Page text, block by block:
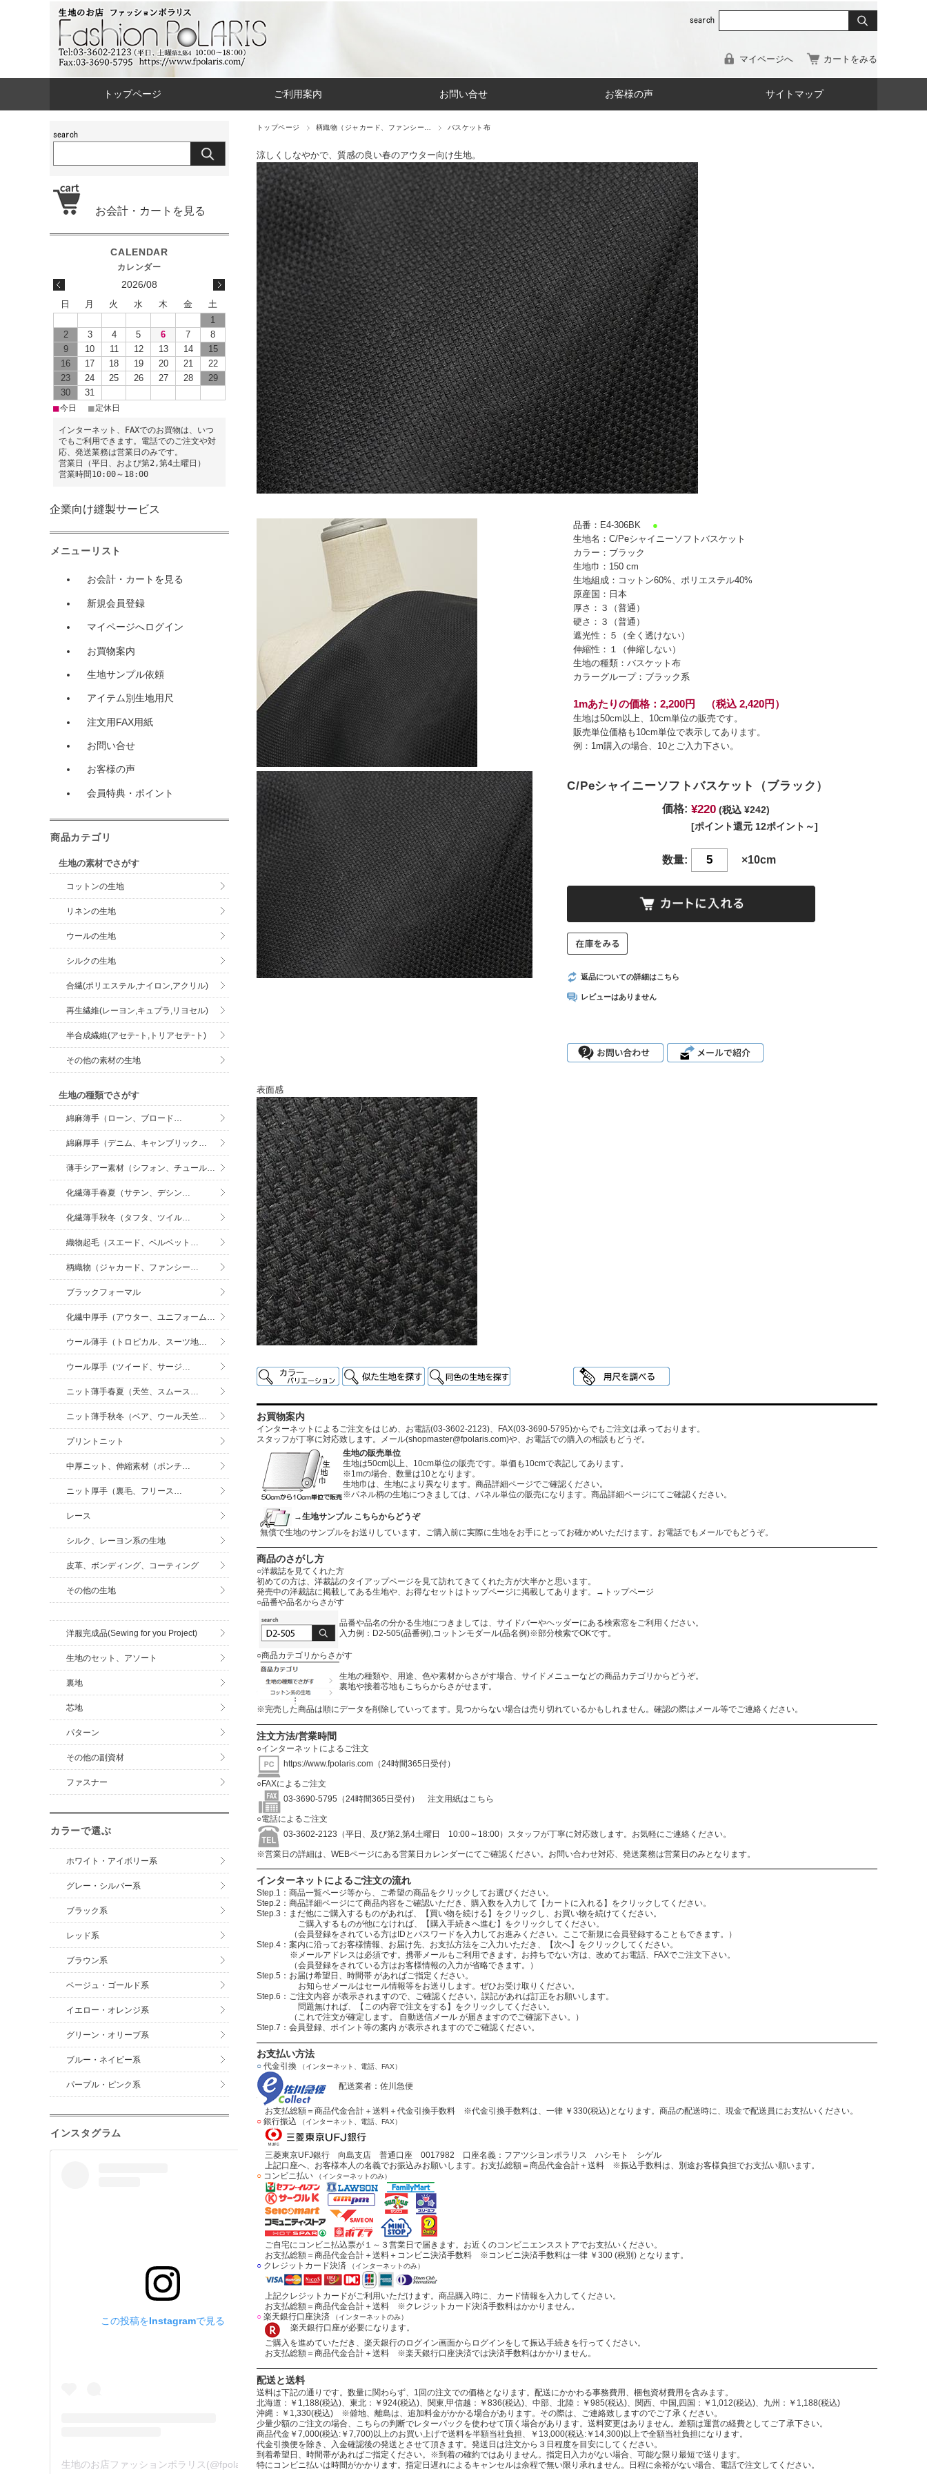
マイページへ カートをみる
トップページ ご利用案内 お問い合せ お客様の声 サイトマップ
トップページ 柄織物（ジャカード、ファンシー… バスケット布
涼しくしなやかで、質感の良い春のアウター向け生地。
品番：E4-306BK ●
生地名：C/Peシャイニーソフトバスケット
カラー：ブラック
生地巾：150 cm
生地組成：コットン60%、ポリエステル40%
原産国：日本
厚さ：３（普通）
硬さ：３（普通）
遮光性：５（全く透けない）
伸縮性：１（伸縮しない）
生地の種類：バスケット布
カラーグループ：ブラック系
1mあたりの価格：2,200円 （税込 2,420円）
生地は50cm以上、10cm単位の販売です。
販売単位価格も10cm単位で表示してあります。
例：1m購入の場合、10とご入力下さい。
C/Peシャイニーソフトバスケット（ブラック）
価格: ¥220 (税込 ¥242)
[ポイント還元 12ポイント～]
数量: ×10cm
返品についての詳細はこちら
レビューはありません
表面感
お買物案内
インターネットによるご注文をはじめ、お電話(03-3602-2123)、FAX(03-3690-5795)からでもご注文は承っております。
スタッフが丁寧に対応致します。メール(shopmaster@fpolaris.com)や、お電話での購入の相談もどうぞ。
生地の販売単位
生地は50cm以上、10cm単位の販売です。単価も10cmで表記してあります。
※1mの場合、数量は10となります。
生地巾は、生地により異なります。商品詳細ページでご確認ください。
※パネル柄の生地につきましては、パネル単位の販売になります。商品詳細ページにてご確認ください。
→生地サンプル こちらからどうぞ
無償で生地のサンプルをお送りしています。ご購入前に実際に生地をお手にとってお確かめいただけます。お電話でもメールでもどうぞ。
商品のさがし方
○洋裁誌を見てくれた方
初めての方は、洋裁誌のタイアップページを見て訪れてきてくれた方が大半かと思います。
発売中の洋裁誌に掲載してある生地や、お得なセットはトップページに掲載してあります。
→トップページ
○品番や品名からさがす
品番や品名の分かる生地につきましては、サイドバーやヘッダーにある検索窓をご利用ください。
入力例：D2-505(品番例),コットンモダール(品名例)※部分検索でOKです。
○商品カテゴリからさがす
生地の種類や、用途、色や素材からさがす場合、サイドメニューなどの商品カテゴリからどうぞ。
裏地や接着芯地もこちらからさがせます。
※完売した商品は順にデータを削除していってます。見つからない場合は売り切れているかもしれません。確認の際はメール等でご連絡ください。
注文方法/営業時間
○インターネットによるご注文
https://www.fpolaris.com （24時間365日受付）
○FAXによるご注文
03-3690-5795（24時間365日受付）
注文用紙はこちら
○電話によるご注文
03-3602-2123（平日、及び第2,第4土曜日 10:00～18:00）スタッフが丁寧に対応致します。お気軽にご連絡ください。
※営業日の詳細は、WEBページにある営業日カレンダーにてご確認ください。お問い合わせ対応、発送業務は営業日のみとなります。
インターネットによるご注文の流れ
Step.1：商品一覧ページ等から、ご希望の商品をクリックしてお選びください。
Step.2：商品詳細ページにて商品内容をご確認いただき、購入数を入力して【カートに入れる】をクリックしてください。
Step.3：まだ他にご購入するものがあれば、【買い物を続ける】をクリックし、お買い物を続けてください。
ご購入するものが他になければ、【購入手続きへ進む】をクリックしてください。
（会員登録をされている方はIDとパスワードを入力してお進みください。ここで新規に会員登録することもできます。）
Step.4：案内に沿ってお客様情報、お届け先、お支払方法をご入力いただき、【次へ】をクリックしてください。
※メールアドレスは必須です。携帯メールもご利用できます。お持ちでない方は、改めてお電話、FAXでご注文下さい。
（会員登録をされている方はお客様情報の入力が省略できます。）
Step.5：お届け希望日、時間帯 があればご指定ください。
お知らせメールはセール情報等をお送りします。ぜひお受け取りください。
Step.6：ご注文内容 が表示されますので、ご確認ください。誤記があれば訂正をお願いします。
問題無ければ、【この内容で注文をする】をクリックしてください。
（これで注文が確定します。 自動送信メール が届きますのでご確認下さい。）
Step.7：会員登録、ポイント等の案内 が表示されますのでご確認ください。
お支払い方法
○ 代金引換 （インターネット、電話、FAX）
配送業者：佐川急便
お支払総額＝商品代金合計＋送料＋代金引換手数料 ※代金引換手数料は、一律 ￥330(税込)となります。商品の配送時に、現金で配送員にお支払いください。
○ 銀行振込 （インターネット、電話、FAX）
三菱東京UFJ銀行 向島支店 普通口座 0017982 口座名義：フアツシヨンポラリス ハシモト シゲル
上記口座へ、お客様本人の名義でお振込みお願いします。お支払総額＝商品代金合計＋送料 ※振込手数料は、別途お客様負担でお支払い願います。
○ コンビニ払い （インターネットのみ）
ご自宅にコンビニ払込票が１～３営業日で届きます。お近くのコンビニエンスストアでお支払いください。
お支払総額＝商品代金合計＋送料＋コンビニ決済手数料 ※コンビニ決済手数料は一律 ￥300 (税別) となります。
○ クレジットカード決済 （インターネットのみ）
上記クレジットカードがご利用いただけます。商品購入時に、カード情報を入力してください。
お支払総額＝商品代金合計＋送料 ※クレジットカード決済手数料はかかりません。
○ 楽天銀行口座決済 （インターネットのみ）
楽天銀行口座が必要になります。
ご購入を進めていただき、楽天銀行のログイン画面からログインをして振込手続きを行ってください。
お支払総額＝商品代金合計＋送料 ※楽天銀行口座決済では決済手数料はかかりません。
配送と送料
送料は下記の通りです。数量に関わらず、1回の注文での価格となります。配送にかかわる事務費用、梱包資材費用を含みます。
北海道：￥1,188(税込)、東北：￥924(税込)、関東,甲信越：￥836(税込)、中部、北陸：￥985(税込)、関西、中国,四国：￥1,012(税込)、九州：￥1,188(税込)
沖縄：￥1,330(税込) ※僻地、離島は、追加料金がかかる場合があります。その際は、ご連絡致しますのでご了承ください。
少量少額のご注文の場合、こちらの判断でレターパックを使わせて頂く場合があります。送料変更はありません。差額は運営の経費としてご了承下さい。
商品代金￥7,000(税込:￥7,700)以上のお買い上げで送料を半額当社負担、￥13,000(税込:￥14,300)以上で全額当社負担になります。
代金引換便を除き、入金確認後の発送とさせて頂きます。発送日は注文から３日程度を目安にしてください。
到着希望日、時間帯があればご指定ください。※到着の確約ではありません。指定日入力がない場合、可能な限り最短で送ります。
特にコンビニ払いは時間がかかります。指定日遅れによるキャンセルは余程で無い限り承れません。日程に余裕がない場合、電話で注文してください。
お会計・カートを見る
2026/08
日 月 火 水 木 金
土
1
2
3 4 5 6 7
8
9
10 11 12 13 14
15
16
17 18 19 20 21
22
23
24 25 26 27 28
29
30
31
■今日 ■ 定休日
インターネット、FAXでのお買物は、いつ
でもご利用できます。電話でのご注文や対
応、発送業務は営業日のみです。
営業日（平日、および第2,第4土曜日）
営業時間10:00～18:00
企業向け縫製サービス
メニューリスト
お会計・カートを見る
新規会員登録
マイページへログイン
お買物案内
生地サンプル依頼
アイテム別生地用尺
注文用FAX用紙
お問い合せ
お客様の声
会員特典・ポイント
商品カテゴリ
生地の素材でさがす
コットンの生地
リネンの生地
ウールの生地
シルクの生地
合繊(ポリエステル,ナイロン,アクリル)
再生繊維(レーヨン,キュプラ,リヨセル)
半合成繊維(アセテｰト,トリアセテｰト)
その他の素材の生地
生地の種類でさがす
綿麻薄手（ローン、ブロード…
綿麻厚手（デニム、キャンブリック…
薄手シアー素材（シフォン、チュール…
化繊薄手春夏（サテン、デシン…
化繊薄手秋冬（タフタ、ツイル…
織物起毛（スエード、ベルベット…
柄織物（ジャカード、ファンシー…
ブラックフォーマル
化繊中厚手（アウター、ユニフォーム…
ウール薄手（トロピカル、スーツ地…
ウール厚手（ツイード、サージ…
ニット薄手春夏（天竺、スムース…
ニット薄手秋冬（ベア、ウール天竺…
プリントニット
中厚ニット、伸縮素材（ポンチ…
ニット厚手（裏毛、フリース…
レース
シルク、レーヨン系の生地
皮革、ボンディング、コーティング
その他の生地
洋服完成品(Sewing for you Project)
生地のセット、アソート
裏地
芯地
パターン
その他の副資材
ファスナー
カラーで選ぶ
ホワイト・アイボリー系
グレー・シルバー系
ブラック系
レッド系
ブラウン系
ベージュ・ゴールド系
イエロー・オレンジ系
グリーン・オリーブ系
ブルー・ネイビー系
パープル・ピンク系
インスタグラム
この投稿をInstagramで見る
生地のお店ファッションポラリス(@fpolaris_textile)がシェアした投稿